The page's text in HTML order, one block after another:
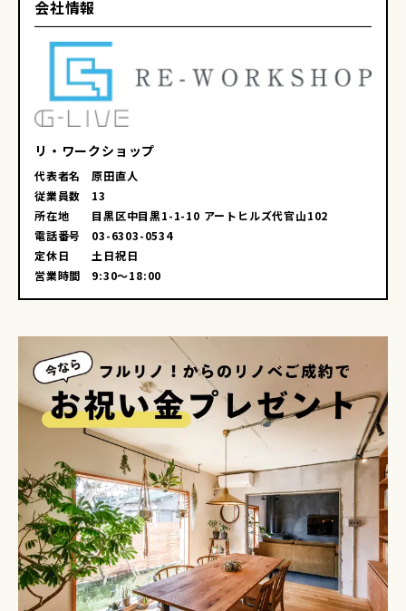
会社情報
リ・ワークショップ
代表者名
原田直人
従業員数
13
所在地
目黒区中目黒1-1-10 アートヒルズ代官山102
電話番号
03-6303-0534
定休日
土日祝日
営業時間
9:30～18:00